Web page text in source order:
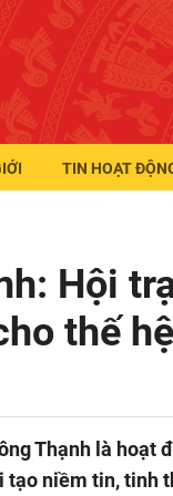
TIN HOẠT
Hội
thế
Thạnh là
tạo niềm tin,